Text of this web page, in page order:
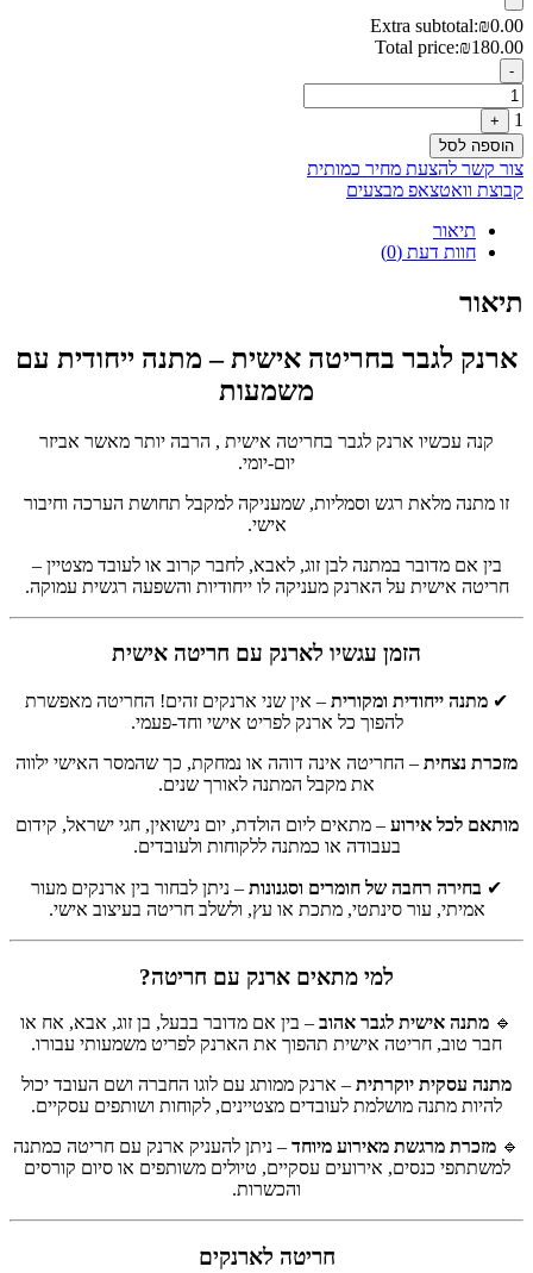
₪189.00.
₪180.00.Extra subtotal:₪0.00
Total price:₪180.00
Quantity
-
1
+
הוספה לסל
צור קשר להצעת מחיר כמותית
קבוצת וואטצאפ מבצעים
תיאור
חוות דעת (0)
תיאור
ארנק לגבר בחריטה אישית – מתנה ייחודית עם
משמעות
קנה עכשיו ארנק לגבר בחריטה אישית , הרבה יותר מאשר אביזר
יום-יומי.
זו מתנה מלאת רגש וסמליות, שמעניקה למקבל תחושת הערכה וחיבור
אישי.
בין אם מדובר במתנה לבן זוג, לאבא, לחבר קרוב או לעובד מצטיין –
חריטה אישית על הארנק מעניקה לו ייחודיות והשפעה רגשית עמוקה.
הזמן עגשיו לארנק עם חריטה אישית
✔ מתנה ייחודית ומקורית – אין שני ארנקים זהים! החריטה מאפשרת
להפוך כל ארנק לפריט אישי וחד-פעמי.
מזכרת נצחית – החריטה אינה דוהה או נמחקת, כך שהמסר האישי ילווה
את מקבל המתנה לאורך שנים.
מותאם לכל אירוע – מתאים ליום הולדת, יום נישואין, חגי ישראל, קידום
בעבודה או כמתנה ללקוחות ולעובדים.
✔ בחירה רחבה של חומרים וסגנונות – ניתן לבחור בין ארנקים מעור
אמיתי, עור סינתטי, מתכת או עץ, ולשלב חריטה בעיצוב אישי.
למי מתאים ארנק עם חריטה?
🔹 מתנה אישית לגבר אהוב – בין אם מדובר בבעל, בן זוג, אבא, אח או
חבר טוב, חריטה אישית תהפוך את הארנק לפריט משמעותי עבורו.
מתנה עסקית יוקרתית – ארנק ממותג עם לוגו החברה ושם העובד יכול
להיות מתנה מושלמת לעובדים מצטיינים, לקוחות ושותפים עסקיים.
🔹 מזכרת מרגשת מאירוע מיוחד – ניתן להעניק ארנק עם חריטה כמתנה
למשתתפי כנסים, אירועים עסקיים, טיולים משותפים או סיום קורסים
והכשרות.
חריטה לארנקים